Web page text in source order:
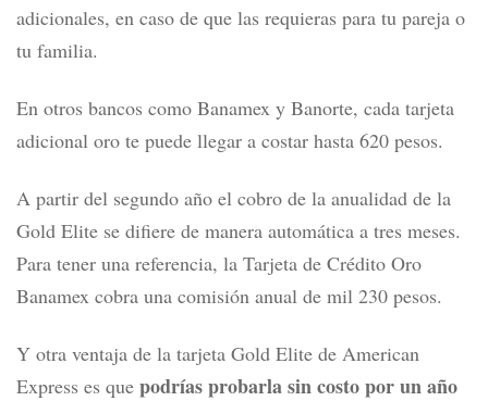
adicionales, en caso de que las requieras para tu pareja o
tu familia.
En otros bancos como Banamex y Banorte, cada tarjeta
adicional oro te puede llegar a costar hasta 620 pesos.
A partir del segundo año el cobro de la anualidad de la
Gold Elite se difiere de manera automática a tres meses.
Para tener una referencia, la Tarjeta de Crédito Oro
Banamex cobra una comisión anual de mil 230 pesos.
Y otra ventaja de la tarjeta Gold Elite de American
Express es que podrías probarla sin costo por un año